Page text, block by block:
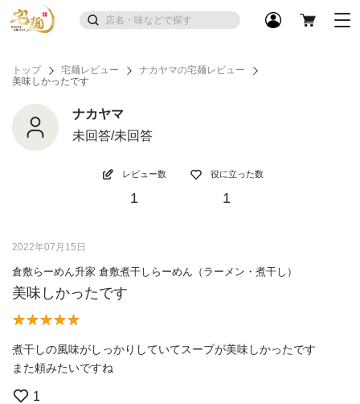
トップ 宅麺レビュー
ナカヤマの宅麺レビュー
美味しかったです
ナカヤマ
未回答/未回答
レビュー数
1
役に立った数
1
2022年07月15日
倉敷らーめん升家 倉敷煮干しらーめん（ラーメン・煮干し）
美味しかったです
煮干しの風味がしっかりしていてスープが美味しかったです
また頼みたいですね
1